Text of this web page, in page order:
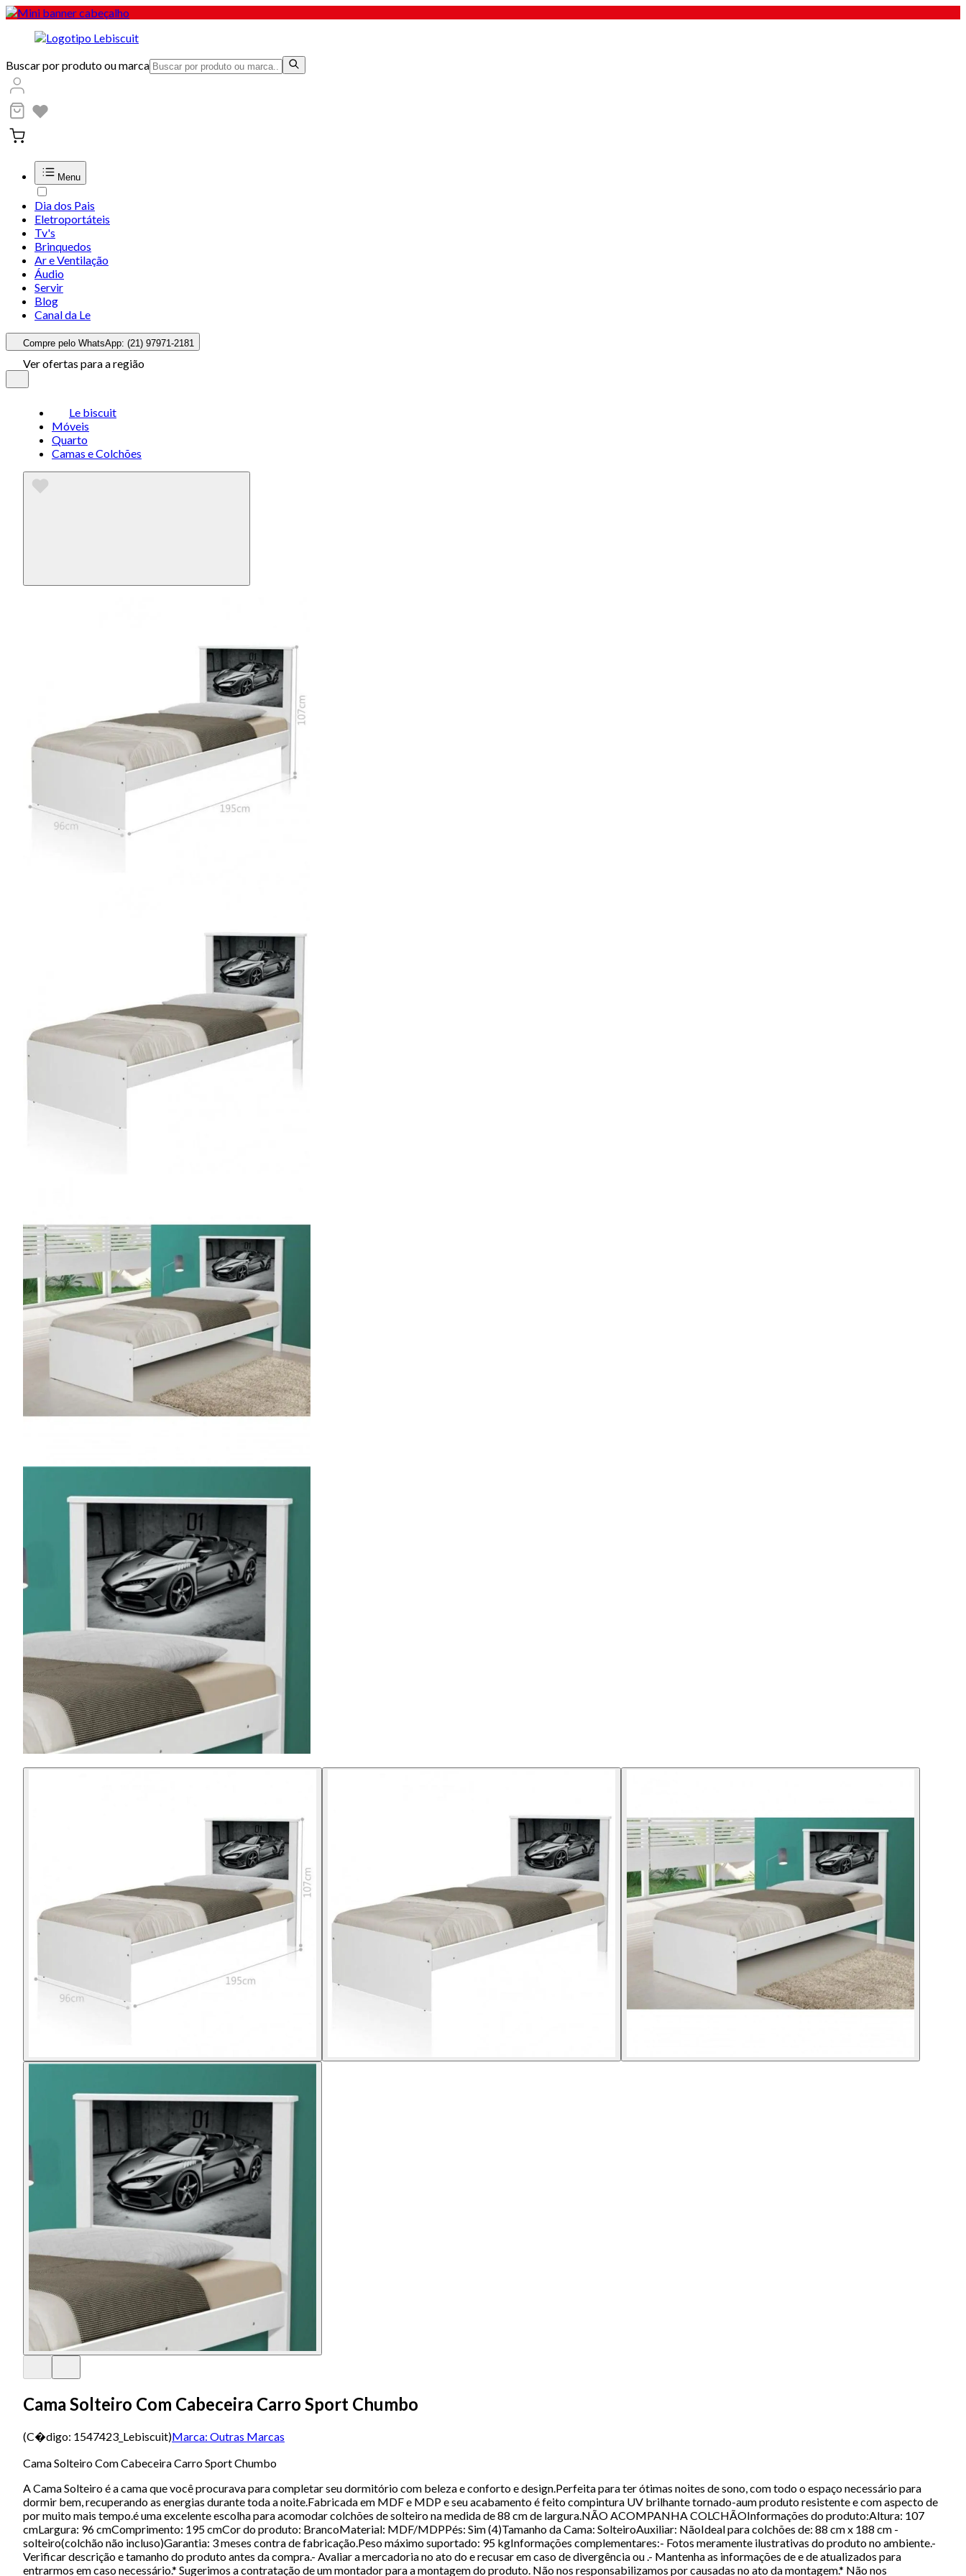
Buscar por produto ou marca
Menu
Dia dos Pais
Eletroportáteis
Tv's
Brinquedos
Ar e Ventilação
Áudio
Servir
Blog
Canal da Le
Compre pelo WhatsApp: (21) 97971-2181
Ver ofertas para a região
Le biscuit
Móveis
Quarto
Camas e Colchões
Cama Solteiro Com Cabeceira Carro Sport Chumbo
(C�digo: 1547423_Lebiscuit)Marca: Outras Marcas
Cama Solteiro Com Cabeceira Carro Sport Chumbo
A Cama Solteiro é a cama que você procurava para completar seu dormitório com beleza e conforto e design.Perfeita para ter ótimas noites de sono, com todo o espaço necessário para
dormir bem, recuperando as energias durante toda a noite.Fabricada em MDF e MDP e seu acabamento é feito compintura UV brilhante tornado-aum produto resistente e com aspecto de
por muito mais tempo.é uma excelente escolha para acomodar colchões de solteiro na medida de 88 cm de largura.NÃO ACOMPANHA COLCHÃOInformações do produto:Altura: 107
cmLargura: 96 cmComprimento: 195 cmCor do produto: BrancoMaterial: MDF/MDPPés: Sim (4)Tamanho da Cama: SolteiroAuxiliar: NãoIdeal para colchões de: 88 cm x 188 cm -
solteiro(colchão não incluso)Garantia: 3 meses contra de fabricação.Peso máximo suportado: 95 kgInformações complementares:- Fotos meramente ilustrativas do produto no ambiente.-
Verificar descrição e tamanho do produto antes da compra.- Avaliar a mercadoria no ato do e recusar em caso de divergência ou .- Mantenha as informações de e de atualizados para
entrarmos em caso necessário.* Sugerimos a contratação de um montador para a montagem do produto. Não nos responsabilizamos por causadas no ato da montagem.* Não nos